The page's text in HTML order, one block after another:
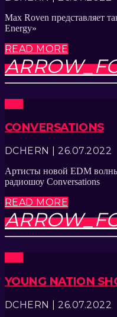
Max Roven представляет
Energy»
READ MORE
CONVERSATIONS
DCHERN | 26.07.2022
Артисты новой EDM
радиошоу Conversations
READ MORE
YOUNG NATION
DCHERN | 26.07.2022